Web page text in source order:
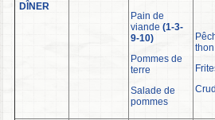
DÎNER
Pain de
viande(1-3-
9-10)
Pommes de
terre
Salade de
pommes